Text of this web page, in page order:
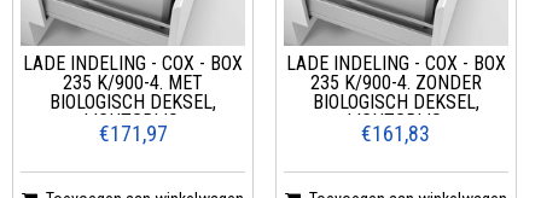
LADE INDELING - COX - BOX
235 K/900-4. MET
BIOLOGISCH DEKSEL,
LICHTGRIJS.
€171,97
LADE INDELING - COX - BOX
235 K/900-4. ZONDER
BIOLOGISCH DEKSEL,
LICHTGRIJS.
€161,83